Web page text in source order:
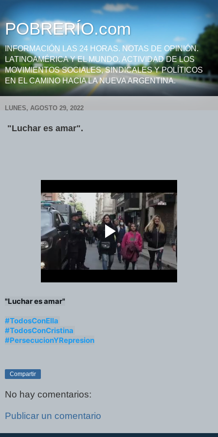
POBRERÍO.com
INFORMACIÓN LAS 24 HORAS. NOTAS DE OPINIÓN.
LATINOAMÉRICA Y EL MUNDO. ACTIVIDAD DE LOS
MOVIMIENTOS SOCIALES, SINDICALES Y POLÍTICOS
EN EL CAMINO HACIA LA NUEVA ARGENTINA.
LUNES, AGOSTO 29, 2022
"Luchar es amar".
"Luchar es amar"
#TodosConElla
#TodosConCristina
#PersecucionYRepresion
Compartir
No hay comentarios:
Publicar un comentario